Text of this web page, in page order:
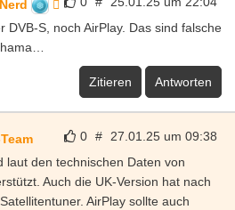
DVB-S, noch AirPlay. Das sind falsche
Zitieren Antworten
0 # 27.01.25 um 09:38
laut den technischen Daten von
Auch die UK-Version hat nach
AirPlay sollte auch